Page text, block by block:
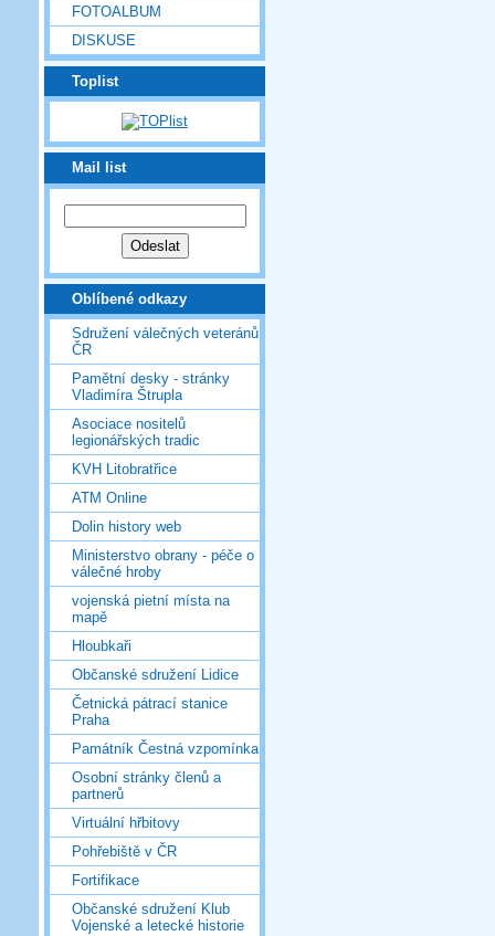
FOTOALBUM
DISKUSE
Toplist
Mail list
Oblíbené odkazy
Sdružení válečných veteránů
ČR
Pamětní desky - stránky
Vladimíra Štrupla
Asociace nositelů
legionářských tradic
KVH Litobratřice
ATM Online
Dolin history web
Ministerstvo obrany - péče o
válečné hroby
vojenská pietní místa na
mapě
Hloubkaři
Občanské sdružení Lidice
Četnická pátrací stanice
Praha
Památník Čestná vzpomínka
Osobní stránky členů a
partnerů
Virtuální hřbitovy
Pohřebiště v ČR
Fortifikace
Občanské sdružení Klub
Vojenské a letecké historie